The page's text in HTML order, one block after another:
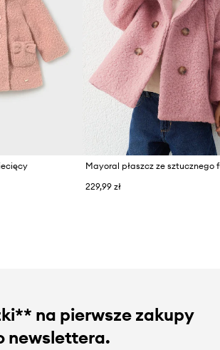
229,99 zł
na pierwsze zakupy
newslettera.